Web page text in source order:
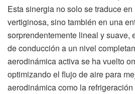
Esta sinergia no solo se traduce
vertiginosa, sino también en una
sorprendentemente lineal y suave,
de conducción a un nivel
aerodinámica activa se ha vuelto
optimizando el flujo de aire para
aerodinámica como la